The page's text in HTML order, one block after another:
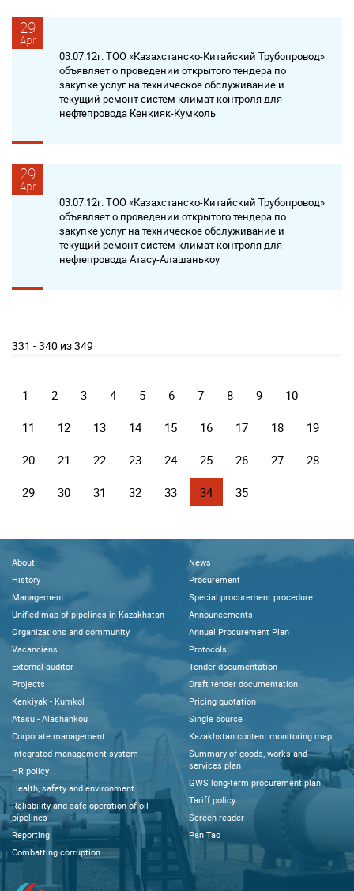
29
Apr
03.07.12г. ТОО «Казахстанско-Китайский Трубопровод»
объявляет о проведении открытого тендера по
закупке услуг на техническое обслуживание и
текущий ремонт систем климат контроля для
нефтепровода Кенкияк-Кумколь
29
Apr
03.07.12г. ТОО «Казахстанско-Китайский Трубопровод»
объявляет о проведении открытого тендера по
закупке услуг на техническое обслуживание и
текущий ремонт систем климат контроля для
нефтепровода Атасу-Алашанькоу
331 - 340 из 349
1 2 3 4 5 6 7 8 9 10
11 12 13 14 15 16 17 18 19
20 21 22 23 24 25 26 27 28
29 30 31 32 33 34 35
About
History
Management
Unified map of pipelines in Kazakhstan
Organizations and community
Vacanciens
External auditor
Projects
Kenkiyak - Kumkol
Atasu - Alashankou
Corporate management
Integrated management system
HR policy
Health, safety and environment
Reliability and safe operation of oil
pipelines
Reporting
Combatting corruption
News
Procurement
Special procurement procedure
Announcements
Annual Procurement Plan
Protocols
Tender documentation
Draft tender documentation
Pricing quotation
Single source
Kazakhstan content monitoring map
Summary of goods, works and
services plan
GWS long-term procurement plan
Tariff policy
Screen reader
Pan Tao